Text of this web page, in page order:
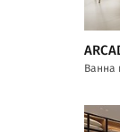
Ванна